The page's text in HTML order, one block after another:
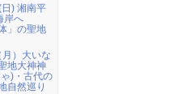
) 湘南平
岸へ
」の聖地
）大いな
地大神神
)・古代の
自然巡り